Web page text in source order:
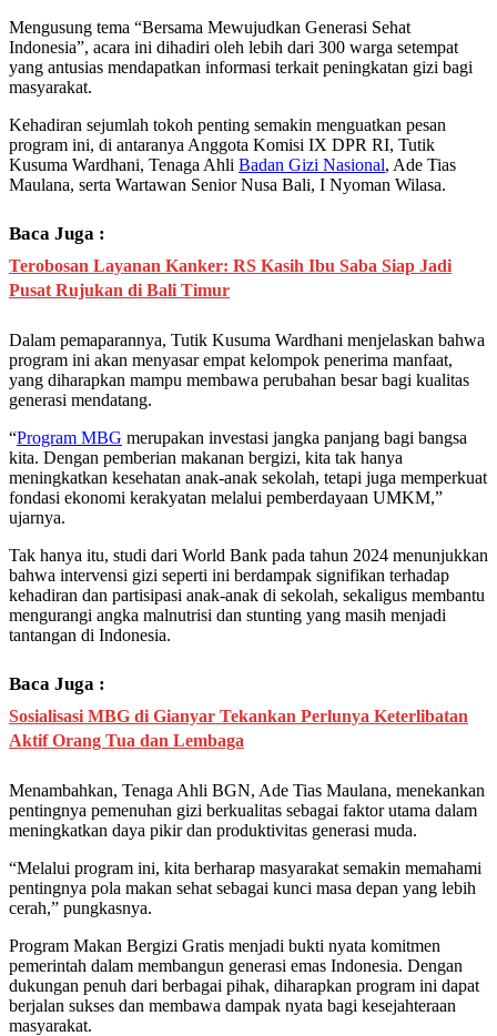
Mengusung tema “Bersama Mewujudkan Generasi Sehat
Indonesia”, acara ini dihadiri oleh lebih dari 300 warga setempat
yang antusias mendapatkan informasi terkait peningkatan gizi bagi
masyarakat.
Kehadiran sejumlah tokoh penting semakin menguatkan pesan
program ini, di antaranya Anggota Komisi IX DPR RI, Tutik
Kusuma Wardhani, Tenaga Ahli Badan Gizi Nasional, Ade Tias
Maulana, serta Wartawan Senior Nusa Bali, I Nyoman Wilasa.
Baca Juga :
Terobosan Layanan Kanker: RS Kasih Ibu Saba Siap Jadi
Pusat Rujukan di Bali Timur
Dalam pemaparannya, Tutik Kusuma Wardhani menjelaskan bahwa
program ini akan menyasar empat kelompok penerima manfaat,
yang diharapkan mampu membawa perubahan besar bagi kualitas
generasi mendatang.
“Program MBG merupakan investasi jangka panjang bagi bangsa
kita. Dengan pemberian makanan bergizi, kita tak hanya
meningkatkan kesehatan anak-anak sekolah, tetapi juga memperkuat
fondasi ekonomi kerakyatan melalui pemberdayaan UMKM,”
ujarnya.
Tak hanya itu, studi dari World Bank pada tahun 2024 menunjukkan
bahwa intervensi gizi seperti ini berdampak signifikan terhadap
kehadiran dan partisipasi anak-anak di sekolah, sekaligus membantu
mengurangi angka malnutrisi dan stunting yang masih menjadi
tantangan di Indonesia.
Baca Juga :
Sosialisasi MBG di Gianyar Tekankan Perlunya Keterlibatan
Aktif Orang Tua dan Lembaga
Menambahkan, Tenaga Ahli BGN, Ade Tias Maulana, menekankan
pentingnya pemenuhan gizi berkualitas sebagai faktor utama dalam
meningkatkan daya pikir dan produktivitas generasi muda.
“Melalui program ini, kita berharap masyarakat semakin memahami
pentingnya pola makan sehat sebagai kunci masa depan yang lebih
cerah,” pungkasnya.
Program Makan Bergizi Gratis menjadi bukti nyata komitmen
pemerintah dalam membangun generasi emas Indonesia. Dengan
dukungan penuh dari berbagai pihak, diharapkan program ini dapat
berjalan sukses dan membawa dampak nyata bagi kesejahteraan
masyarakat.